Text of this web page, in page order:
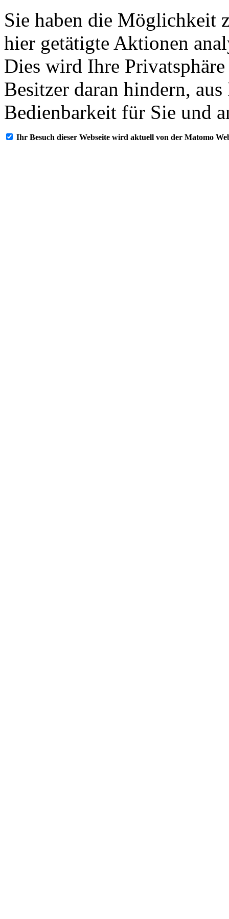
Sie haben die Möglichkeit
hier getätigte Aktionen
Dies wird Ihre
Besitzer daran hindern,
Bedienbarkeit für Sie und
Ihr Besuch dieser Webseite wird aktuell von der Matomo